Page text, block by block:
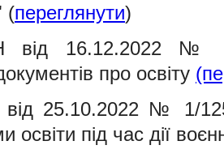
(переглянути)
16.12.2022 №
про освіту
25.10.2022 № 1/
освіти під час дії